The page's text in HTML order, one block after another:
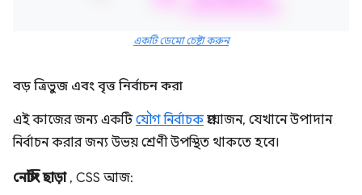
একটি ডেমো চেষ্টা করুন
বড় ত্রিভুজ এবং বৃত্ত নির্বাচন করা
এই কাজের জন্য একটিযৌগ নির্বাচকপ্রয়োজন, যেখানে উপাদান
নির্বাচন করার জন্য উভয় শ্রেণী উপস্থিত থাকতে হবে।
নেস্টিং ছাড়া, CSS আজ: